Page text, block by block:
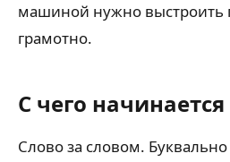
машиной нужно выстроить
грамотно.
С чего
Слово за словом. Буквально